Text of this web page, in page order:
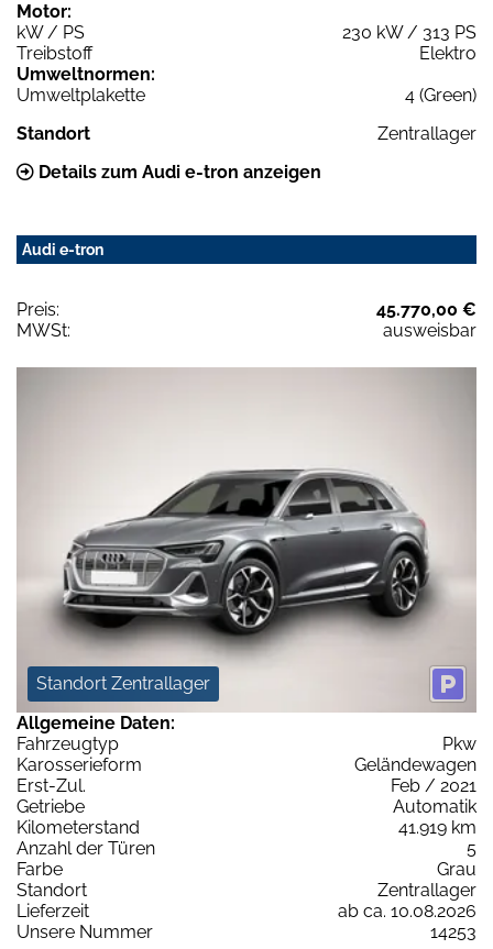
Motor:
kW / PS
230 kW / 313 PS
Treibstoff
Elektro
Umweltnormen:
Umweltplakette
4 (Green)
Standort
Zentrallager
Details zum Audi e-tron anzeigen
Audi e-tron
Preis:
45.770,00 €
MWSt:
ausweisbar
Standort Zentrallager
Allgemeine Daten:
Fahrzeugtyp
Pkw
Karosserieform
Geländewagen
Erst-Zul.
Feb / 2021
Getriebe
Automatik
Kilometerstand
41.919 km
Anzahl der Türen
5
Farbe
Grau
Standort
Zentrallager
Lieferzeit
ab ca. 10.08.2026
Unsere Nummer
14253